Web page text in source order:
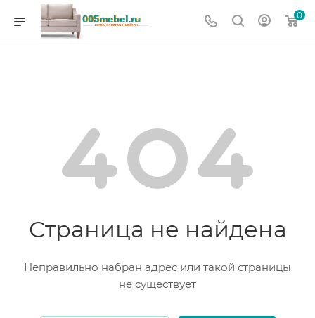
0
Страница не найдена
Неправильно набран адрес или такой страницы
не существует